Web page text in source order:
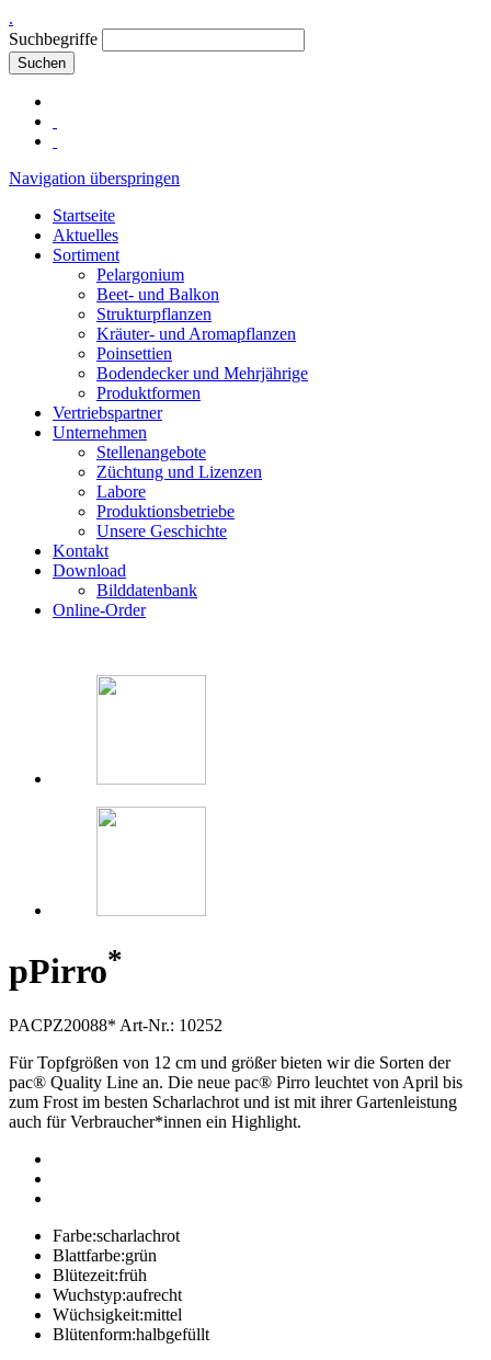
.
Suchbegriffe
Suchen
Navigation überspringen
Startseite
Aktuelles
Sortiment
Pelargonium
Beet- und Balkon
Strukturpflanzen
Kräuter- und Aromapflanzen
Poinsettien
Bodendecker und Mehrjährige
Produktformen
Vertriebspartner
Unternehmen
Stellenangebote
Züchtung und Lizenzen
Labore
Produktionsbetriebe
Unsere Geschichte
Kontakt
Download
Bilddatenbank
Online-Order
pPirro*
PACPZ20088* Art-Nr.: 10252
Für Topfgrößen von 12 cm und größer bieten wir die Sorten der
pac® Quality Line an. Die neue pac® Pirro leuchtet von April bis
zum Frost im besten Scharlachrot und ist mit ihrer Gartenleistung
auch für Verbraucher*innen ein Highlight.
Farbe:scharlachrot
Blattfarbe:grün
Blütezeit:früh
Wuchstyp:aufrecht
Wüchsigkeit:mittel
Blütenform:halbgefüllt